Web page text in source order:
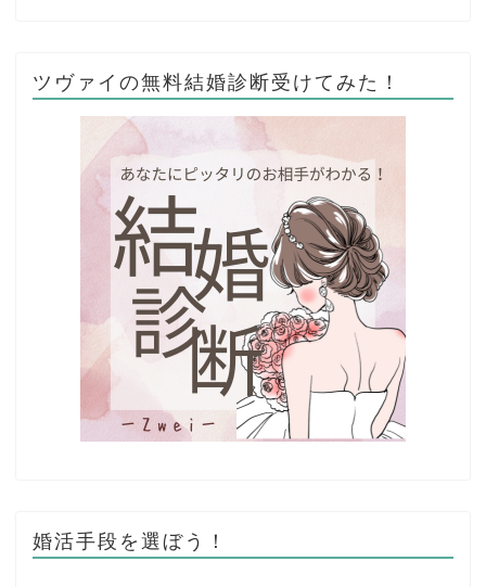
ツヴァイの無料結婚診断受けてみた！
婚活手段を選ぼう！